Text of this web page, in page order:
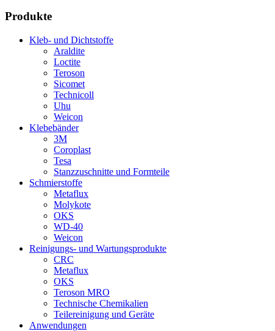
Produkte
Kleb- und Dichtstoffe
Araldite
Loctite
Teroson
Sicomet
Technicoll
Uhu
Weicon
Klebebänder
3M
Coroplast
Tesa
Stanzzuschnitte und Formteile
Schmierstoffe
Metaflux
Molykote
OKS
WD-40
Weicon
Reinigungs- und Wartungsprodukte
CRC
Metaflux
OKS
Teroson MRO
Technische Chemikalien
Teilereinigung und Geräte
Anwendungen